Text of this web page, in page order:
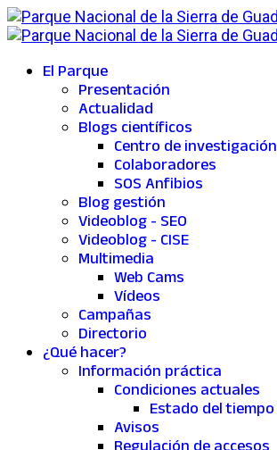
El Parque
Presentación
Actualidad
Blogs científicos
Centro de investigación
Colaboradores
SOS Anfibios
Blog gestión
Videoblog - SEO
Videoblog - CISE
Multimedia
Web Cams
Vídeos
Campañas
Directorio
¿Qué hacer?
Información práctica
Condiciones actuales
Estado del tiempo
Avisos
Regulación de accesos